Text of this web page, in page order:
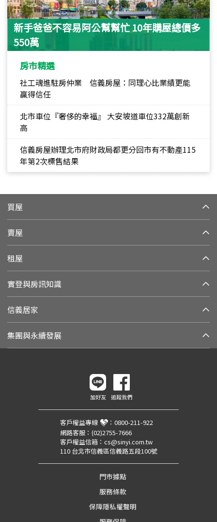
新手爸爸不容易阿公幫幫忙 10年購屋總價多
550萬
房市精選
社工魂進駐房仲業 信義房屋：同理心比業績更能
贏得信任
北市車位『奢侈的幸福』 大安坡道車位332萬創新
高
信義房屋辦理北市府財政局都更分回市有不動產115
年第2次標售結果
買屋
賣屋
租屋
實登與房訊知識
信義居家
集團與永續發展
加好友 追蹤我們
客戶權益專線 ： 0800-211-922
網路客服： (02)2755-7666
客戶權益信箱： cs@sinyi.com.tw
110 台北市信義區信義路五段100號
門市據點
服務條款
保障隱私權聲明